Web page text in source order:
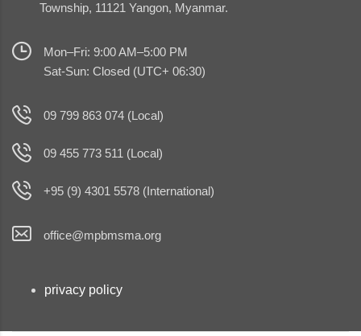
Township, 11121 Yangon, Myanmar.
Mon–Fri: 9:00 AM–5:00 PM
Sat-Sun: Closed (UTC+ 06:30)
09 799 863 074 (Local)
09 455 773 511 (Local)
+95 (9) 4301 5578 (International)
office@mpbmsma.org
privacy policy